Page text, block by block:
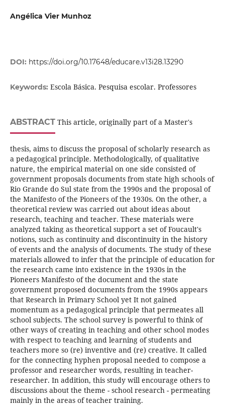
Angélica Vier Munhoz
DOI: https://doi.org/10.17648/educare.v13i28.13290
Keywords: Escola Básica. Pesquisa escolar. Professores
ABSTRACTThis article, originally part of a Master's
thesis, aims to discuss the proposal of scholarly research as
a pedagogical principle. Methodologically, of qualitative
nature, the empirical material on one side consisted of
government proposals documents from state high schools of
Rio Grande do Sul state from the 1990s and the proposal of
the Manifesto of the Pioneers of the 1930s. On the other, a
theoretical review was carried out about ideas about
research, teaching and teacher. These materials were
analyzed taking as theoretical support a set of Foucault's
notions, such as continuity and discontinuity in the history
of events and the analysis of documents. The study of these
materials allowed to infer that the principle of education for
the research came into existence in the 1930s in the
Pioneers Manifesto of the document and the state
government proposed documents from the 1990s appears
that Research in Primary School yet It not gained
momentum as a pedagogical principle that permeates all
school subjects. The school survey is powerful to think of
other ways of creating in teaching and other school modes
with respect to teaching and learning of students and
teachers more so (re) inventive and (re) creative. It called
for the connecting hyphen proposal needed to compose a
professor and researcher words, resulting in teacher-
researcher. In addition, this study will encourage others to
discussions about the theme - school research - permeating
mainly in the areas of teacher training.